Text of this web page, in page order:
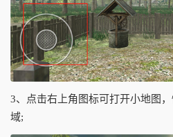
3、点击右上角图标可打开小地图
域;